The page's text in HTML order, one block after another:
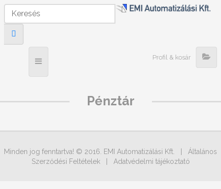
Profil & kosár
Pénztár
Minden jog fenntartva! © 2016. EMI Automatizálási Kft. | Általános
Szerződési Feltételek| Adatvédelmi tájékoztató